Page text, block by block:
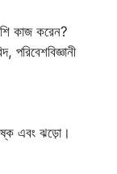
কাজ করেন?
পরিবেশবিজ্ঞানী
এবং ঝড়ো।